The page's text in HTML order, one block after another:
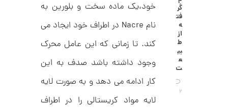
خود،یک ماده سخت و بلورین به
نام Nacre در اطراف خود ایجاد می
کند. تا زمانی که این عامل محرک
وجود داشته باشد صدف به این
کار ادامه می دهد و به صورت لایه
لایه مواد کریستالی را در اطراف
گر
فت
ه
از
ط
بی
ع
ت
2
ه
ک
C
R
8
8
0
0
0
ت
و
م